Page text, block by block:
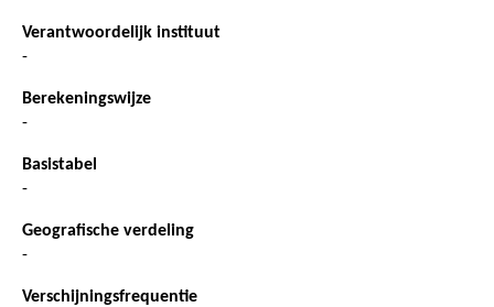
Verantwoordelijk instituut
-
Berekeningswijze
-
Basistabel
-
Geografische verdeling
-
Verschijningsfrequentie